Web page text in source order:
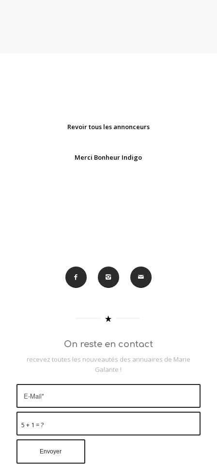
Revoir tous les annonceurs
Merci Bonheur Indigo
On reste en contact
recevez toutes les nouveautés des annuaires de Marie
Galante !
5 + 1 = ?